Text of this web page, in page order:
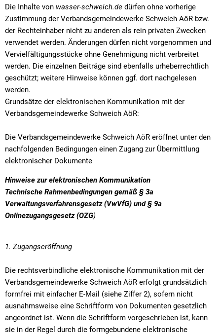
Die Inhalte von wasser-schweich.de dürfen ohne vorherige
Zustimmung der Verbandsgemeindewerke Schweich AöR bzw.
der Rechteinhaber nicht zu anderen als rein privaten Zwecken
verwendet werden. Änderungen dürfen nicht vorgenommen und
Vervielfältigungsstücke ohne Genehmigung nicht verbreitet
werden. Die einzelnen Beiträge sind ebenfalls urheberrechtlich
geschützt; weitere Hinweise können ggf. dort nachgelesen
werden.
Grundsätze der elektronischen Kommunikation mit der
Verbandsgemeindewerke Schweich AöR:
Die Verbandsgemeindewerke Schweich AöR eröffnet unter den
nachfolgenden Bedingungen einen Zugang zur Übermittlung
elektronischer Dokumente
Hinweise zur elektronischen Kommunikation
Technische Rahmenbedingungen gemäß § 3a
Verwaltungsverfahrensgesetz (VwVfG) und § 9a
Onlinezugangsgesetz (OZG)
1. Zugangseröffnung
Die rechtsverbindliche elektronische Kommunikation mit der
Verbandsgemeindewerke Schweich AöR erfolgt grundsätzlich
formfrei mit einfacher E-Mail (siehe Ziffer 2), sofern nicht
ausnahmsweise eine Schriftform von Dokumenten gesetzlich
angeordnet ist. Wenn die Schriftform vorgeschrieben ist, kann
sie in der Regel durch die formgebundene elektronische